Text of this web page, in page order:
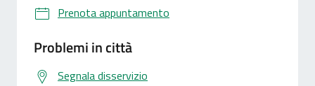
Prenota appuntamento
Problemi in città
Segnala disservizio